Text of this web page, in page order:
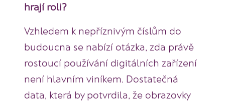
hrají roli?
Vzhledem k nepříznivým číslům do
budoucna se nabízí otázka, zda právě
rostoucí používání digitálních zařízení
není hlavním viníkem. Dostatečná
data, která by potvrdila, že obrazovky